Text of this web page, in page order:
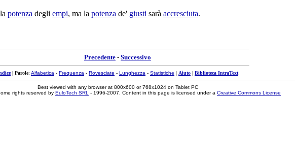
potenza degli empi, ma la potenza de' giusti sarà accresciuta.
Precedente - Successivo
| Parole: Alfabetica - Frequenza - Rovesciate - Lunghezza - Statistiche | Aiuto | Biblioteca IntraText
Best viewed with any browser at 800x600 or 768x1024 on Tablet PC
rights reserved by EuloTech SRL - 1996-2007. Content in this page is licensed under a Creative Commons License